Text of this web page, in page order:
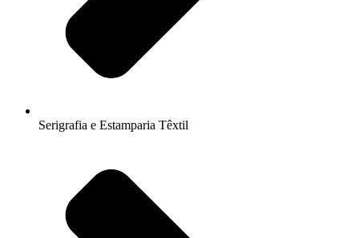
Serigrafia e Estamparia Têxtil